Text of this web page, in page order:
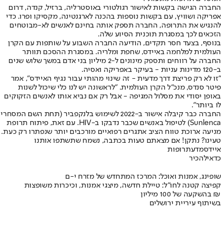
החברה הגישה בקשות לאישור רגולטורי באוסטרליה, ברזיל, קנדה, דרום
אפריקה ושוויץ, עם בקשות נוספות בהכנה לארגנטינה, מקסיקו ופרו. כדי
להנגיש את התרופה, החברה תספק אותה בחינם לאנשים לא-מבוטחים
הזכאים לכך במסגרת תוכנית הסיוע שלה.
בנוסף, בצעד חסר תקדים, הודיעה החברה השבוע על שותפות עם הקרן
העולמית למלחמה באיידס, שחפת ומלריה. במסגרת ההסכם תוותר
החברה על רווחים ותספק מינונים ל-2 מיליון בני אדם במשך שלוש שנים
ב-120 מדינות עניות - בעיקר באפריקה ואסיה.
"זו לא רק פריצת דרך מדעית - זה שינוי מהותי עבור נגיף האיידס", אמר
פיטר סנדס, מנכ"ל הקרן העולמית. "לראשונה יש לנו כלי שיכול לשנות
באופן יסודי את מסלול המגיפה - אבל רק אם נביא אותו לאנשים הזקוקים
לו ביותר".
החברה כבר קיבלה אישור ב-2022 לשימוש בלנקפביר (תחת השם המסחרי
Sunlenca) לטיפול באנשים שכבר נדבקו ב-HIV. עם זאת, פיתוח תרופת
מניעה ארוכת טווח הציב אתגרים רפואיים מורכבים יותר שנפתרו רק כעת.
טעינו? נתקן! אם מצאתם טעות בכתבה, נשמח שתשתפו אותנו
איידסמדעתרופות
כדאילהכיר
שופינג, אמנות ואוכל: המרכז המתחדש של מזרח י-ם
קפיצה קטנה לחו"ל: טיילת חדשה, מיצגי אמנות, וכיכרות משופצות
בהשקעה של 100 מיליון ₪
בשיתוף עיריית ירושלים